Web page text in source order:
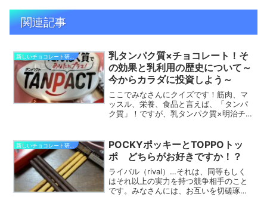
関連記事
乳タンパク質×チョコレート！そ
の効果と乳利用の歴史について～
今からカラダに投資しよう～
ここでみなさんにクイズです！筋肉、マ
ッスル、栄養、食品と言えば、「タンパ
ク質」！ですが、乳タンパク質×明治チョ
クチョコレート」です！正解！今回はみ
なさんが大好きな...
新しいチョコレート研究開発
POCKYポッキーとTOPPOトッ
ポ どちらがお好きですか！？
ライバル（rival）…それは、同等もしく
はそれ以上の実力を持つ競争相手のこと
です。みなさんには、お互いを切磋琢磨